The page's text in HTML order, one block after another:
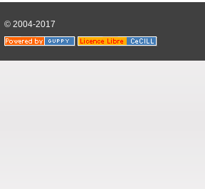
© 2004-2017